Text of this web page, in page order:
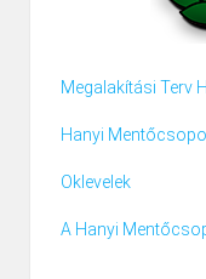
Megalakítási Terv
Hanyi
Oklevelek
A Hanyi